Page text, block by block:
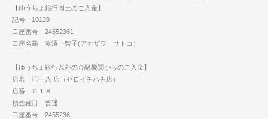
【ゆうちょ銀行同士のご入金】
記号 10120
口座番号 24552361
口座名義 赤澤 智子(アカザワ サトコ）
【ゆうちょ銀行以外の金融機関からのご入金】
店名 〇一八 店（ゼロイチハチ店）
店番 ０１８
預金種目 普通
口座番号 2455236